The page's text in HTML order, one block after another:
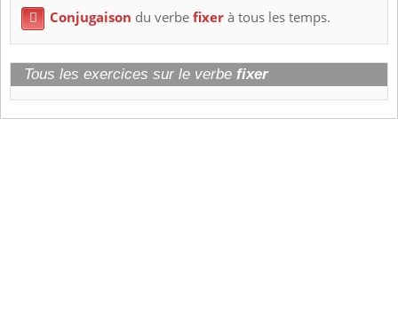
 Conjugaison du verbefixerà tous les temps.
Tous les exercices sur le verbe fixer